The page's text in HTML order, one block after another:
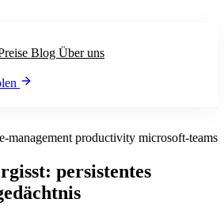
Blog Über uns
management productivity microsoft-teams
persistentes